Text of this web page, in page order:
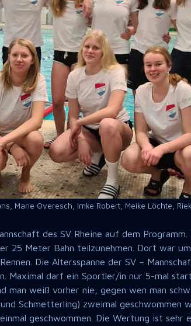
Marie Overesch, Imke Robert, Meike Löchte,
des SV Rheine auf dem
25 Meter Bahn teilzunehmen. Dort war
Die Altersspanne der SV –
Maximal darf ein Sportler/in nur 5-mal
weiß vorher nie, gegen wen man
Schmetterling) zweimal geschwommen
geschwommen. Die Wertung ist